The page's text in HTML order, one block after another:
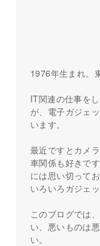
1976年生まれ。
IT関連の仕事を
が、電子ガジェ
います。
最近ですとカメ
車関係も好きで
には思い切って
いろいろガジェ
このブログでは
い、悪いものは
い。